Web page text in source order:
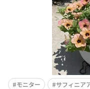
モニター サフィニア